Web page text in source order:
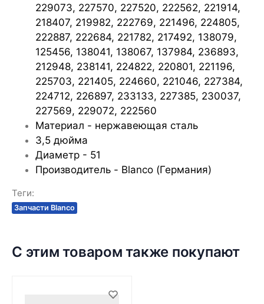
229073, 227570, 227520, 222562, 221914,
218407, 219982, 222769, 221496, 224805,
222887, 222684, 221782, 217492, 138079,
125456, 138041, 138067, 137984, 236893,
212948, 238141, 224822, 220801, 221196,
225703, 221405, 224660, 221046, 227384,
224712, 226897, 233133, 227385, 230037,
227569, 229072, 222560
Материал - нержавеющая сталь
3,5 дюйма
Диаметр - 51
Производитель - Blanco (Германия)
Теги:
Запчасти Blanco
С этим товаром также покупают